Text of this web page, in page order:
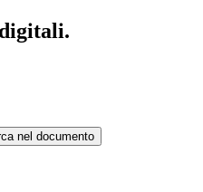
nel documento